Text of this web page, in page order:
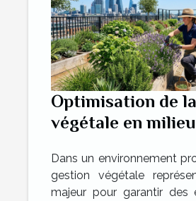
Optimisation de
végétale en milieu
et sécurité
Dans un environnement
gestion végétale
majeur pour garantir des